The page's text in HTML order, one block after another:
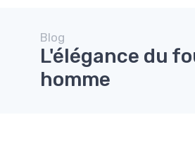
Blog
L'élégance du
homme